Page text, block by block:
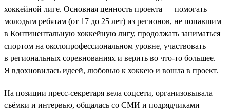
хоккейной лиге. Основная ценность проекта — помогать
молодым ребятам (от 17 до 25 лет) из регионов, не попавшим
в Континентальную хоккейную лигу, продолжать заниматься
спортом на околопрофессиональном уровне, участвовать
в региональных соревнованиях и верить во что-то большее.
Я вдохновилась идеей, любовью к хоккею и вошла в проект.
На позиции пресс-секретаря вела соцсети, организовывала
съёмки и интервью, общалась со СМИ и подрядчиками